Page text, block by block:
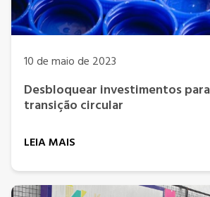
10 de maio de 2023
Desbloquear investimentos
transição circular
LEIA MAIS